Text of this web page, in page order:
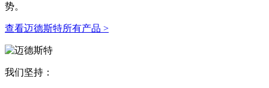
势。
查看迈德斯特所有产品 >
我们坚持：